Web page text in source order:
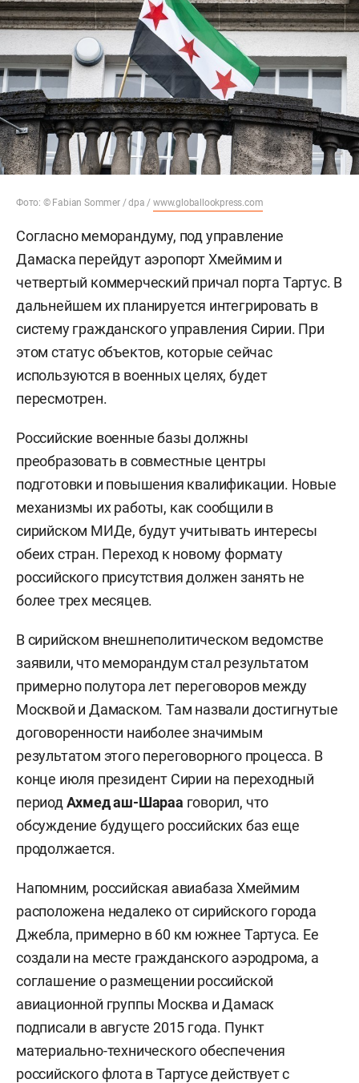
Фото: © Fabian Sommer / dpa /www.globallookpress.com
Согласно меморандуму, под управление
Дамаска перейдут аэропорт Хмеймим и
четвертый коммерческий причал порта Тартус. В
дальнейшем их планируется интегрировать в
систему гражданского управления Сирии. При
этом статус объектов, которые сейчас
используются в военных целях, будет
пересмотрен.
Российские военные базы должны
преобразовать в совместные центры
подготовки и повышения квалификации. Новые
механизмы их работы, как сообщили в
сирийском МИДе, будут учитывать интересы
обеих стран. Переход к новому формату
российского присутствия должен занять не
более трех месяцев.
В сирийском внешнеполитическом ведомстве
заявили, что меморандум стал результатом
примерно полутора лет переговоров между
Москвой и Дамаском. Там назвали достигнутые
договоренности наиболее значимым
результатом этого переговорного процесса. В
конце июля президент Сирии на переходный
период Ахмед аш-Шараа говорил, что
обсуждение будущего российских баз еще
продолжается.
Напомним, российская авиабаза Хмеймим
расположена недалеко от сирийского города
Джебла, примерно в 60 км южнее Тартуса. Ее
создали на месте гражданского аэродрома, а
соглашение о размещении российской
авиационной группы Москва и Дамаск
подписали в августе 2015 года. Пункт
материально-технического обеспечения
российского флота в Тартусе действует с